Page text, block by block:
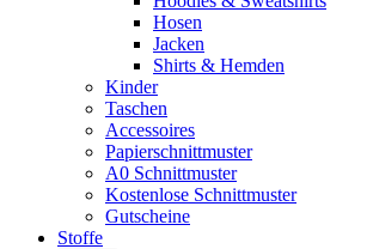
Hosen
Jacken
Shirts & Hemden
Kinder
Taschen
Accessoires
Papierschnittmuster
A0 Schnittmuster
Kostenlose Schnittmuster
Gutscheine
Stoffe